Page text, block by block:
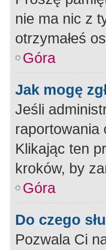
nie ma nic z
otrzymałeś
Góra
Jak mogę
Jeśli
raportowania
Klikając ten
kroków, by
Góra
Do czego
Pozwala Ci